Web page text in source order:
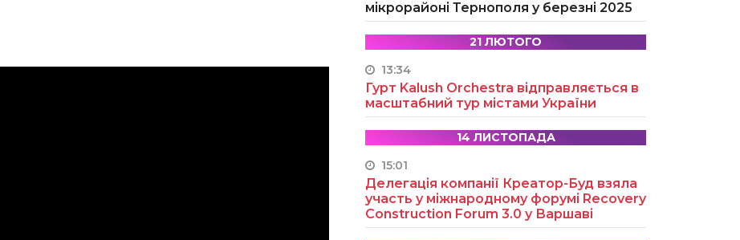
мікрорайоні Тернополя у березні 2025
21 ЛЮТОГО
13:34
Гурт Kalush Orchestra відправляється в
масштабний тур містами України
14 ЛИСТОПАДА
15:01
Делегація компанії Креатор-Буд взяла
участь у міжнародному форумі Recovery
Construction Forum 3.0 у Варшаві